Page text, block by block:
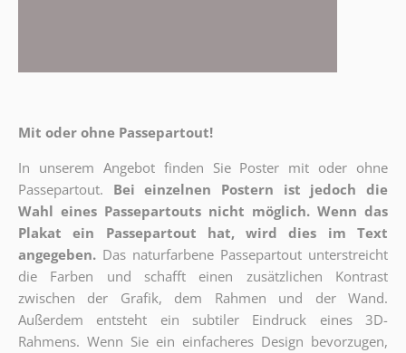
Mit oder ohne Passepartout!
In unserem Angebot finden Sie Poster mit oder ohne
Passepartout.
Bei einzelnen Postern ist jedoch die
Wahl eines Passepartouts nicht möglich. Wenn das
Plakat ein Passepartout hat, wird dies im Text
angegeben. Das naturfarbene Passepartout unterstreicht
die Farben und schafft einen zusätzlichen Kontrast
zwischen der Grafik, dem Rahmen und der Wand.
Außerdem entsteht ein subtiler Eindruck eines 3D-
Rahmens. Wenn Sie ein einfacheres Design bevorzugen,